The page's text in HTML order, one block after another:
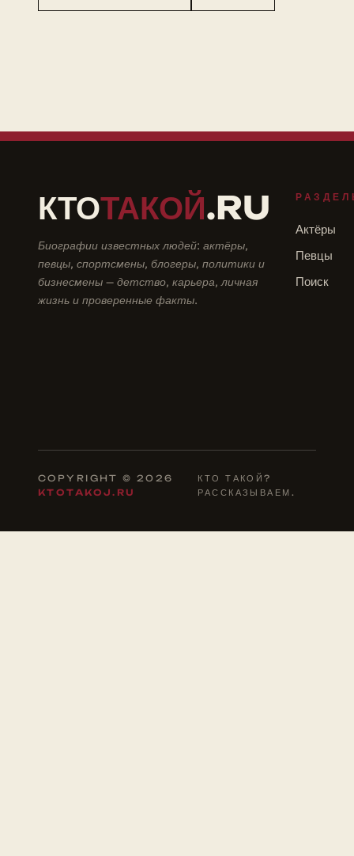
КТОТАКОЙ.RU
Биографии известных людей: актёры,
певцы, спортсмены, блогеры, политики и
бизнесмены — детство, карьера, личная
жизнь и проверенные факты.
Актёры
Певцы
Поиск
COPYRIGHT © 2026
KTOTAKOJ.RU
КТО ТАКОЙ?
РАССКАЗЫВАЕМ.